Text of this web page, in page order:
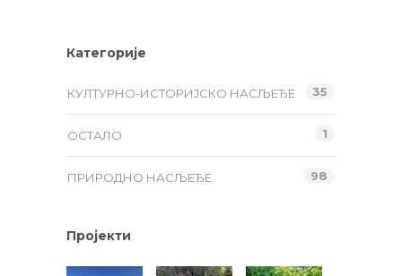
Категорије
КУЛТУРНО-ИСТОРИЈСКО НАСЉЕЂЕ 35
ОСТАЛО 1
ПРИРОДНО НАСЉЕЂЕ 98
Пројекти